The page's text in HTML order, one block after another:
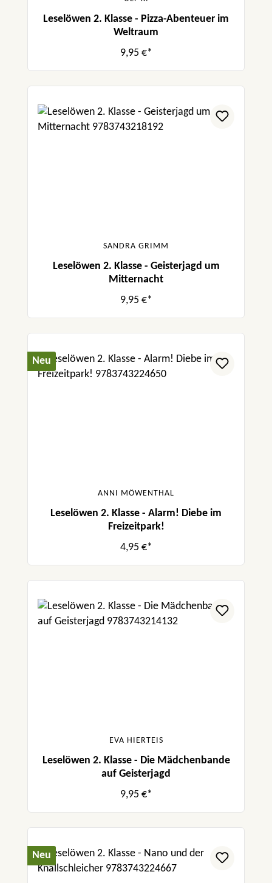
Leselöwen 2. Klasse - Pizza-Abenteuer im
Weltraum
9,95 €*
SANDRA GRIMM
Leselöwen 2. Klasse - Geisterjagd um
Mitternacht
9,95 €*
Neu
ANNI MÖWENTHAL
Leselöwen 2. Klasse - Alarm! Diebe im
Freizeitpark!
4,95 €*
EVA HIERTEIS
Leselöwen 2. Klasse - Die Mädchenbande
auf Geisterjagd
9,95 €*
Neu